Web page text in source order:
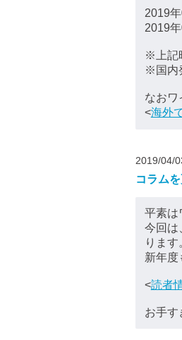
2019
2019
※上記
※国内
なおワ
<海外
2019/04/
コラム
平素は
今回は
ります
新年度
<読者
お手す